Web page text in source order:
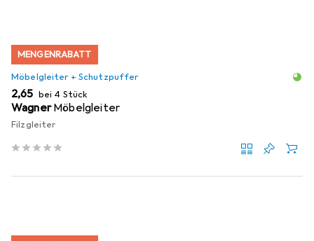
MENGENRABATT
Möbelgleiter + Schutzpuffer
EUR
2,65 bei 4 Stück
Wagner Möbelgleiter
Filzgleiter